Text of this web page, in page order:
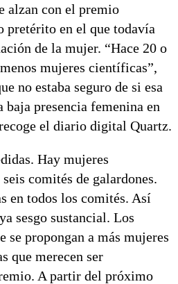
alzan con el premio
pretérito en el que todavía
de la mujer. “Hace 20 o
mujeres científicas”,
no estaba seguro de si esa
baja presencia femenina en
el diario digital Quartz.
Hay mujeres
comités de galardones.
en todos los comités. Así
sesgo sustancial. Los
se propongan a más mujeres
que merecen ser
A partir del próximo